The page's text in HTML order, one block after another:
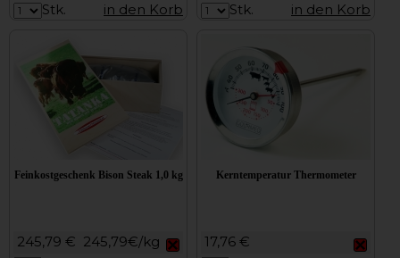
Stk.
in den Korb
Stk.
in den Korb
Feinkostgeschenk Bison Steak 1,0 kg
245,79 € 245,79€/kg
Kerntemperatur Thermometer
17,76 €